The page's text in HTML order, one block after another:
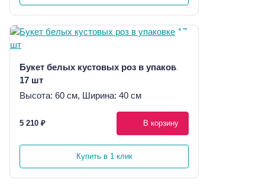
Букет белых кустовых роз в упаковке
17 шт
Высота: 60 см, Ширина: 40 см
5 210 ₽ В корзину
Купить в 1 клик